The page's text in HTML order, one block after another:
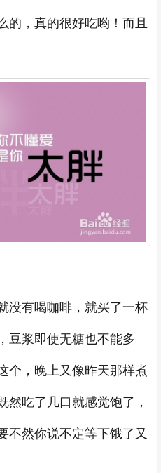
的，真的很好吃哟！而且
没有喝咖啡，就买了一杯
豆浆即使无糖也不能多
个，晚上又像昨天那样煮
然吃了几口就感觉饱了，
不然你说不定等下饿了又